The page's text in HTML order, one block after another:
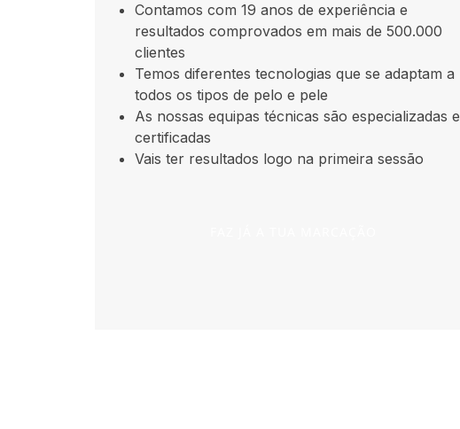
Contamos com 19 anos de experiência e
resultados comprovados em mais de 500.000
clientes
Temos diferentes tecnologias que se adaptam a
todos os tipos de pelo e pele
As nossas equipas técnicas são especializadas e
certificadas
Vais ter resultados logo na primeira sessão